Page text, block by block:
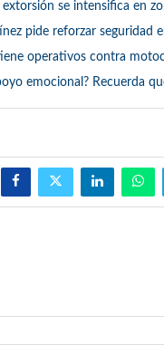
se intensifica en
pide reforzar seguridad
operativos contra
emocional? Recuerda